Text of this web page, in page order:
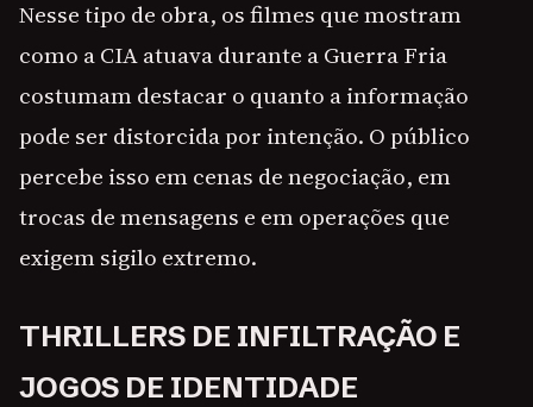
Nesse tipo de obra, os filmes que mostram
como a CIA atuava durante a Guerra Fria
costumam destacar o quanto a informação
pode ser distorcida por intenção. O público
percebe isso em cenas de negociação, em
trocas de mensagens e em operações que
exigem sigilo extremo.
THRILLERS DE INFILTRAÇÃO E
JOGOS DE IDENTIDADE